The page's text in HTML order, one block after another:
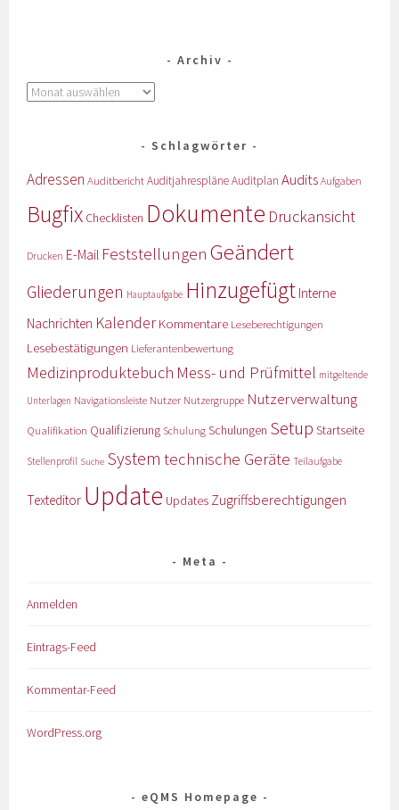
Archiv
Schlagwörter
Adressen AuditberichtAuditjahrespläneAuditplan Audits Aufgaben
Bugfix Checklisten Dokumente Druckansicht
Drucken E-Mail Feststellungen Geändert
Gliederungen Hauptaufgabe Hinzugefügt Interne
Nachrichten KalenderKommentare Leseberechtigungen
Lesebestätigungen Lieferantenbewertung
Medizinproduktebuch Mess- und Prüfmittel mitgeltende
Unterlagen Navigationsleiste Nutzer Nutzergruppe Nutzerverwaltung
Qualifikation Qualifizierung Schulung Schulungen Setup Startseite
Stellenprofil Suche System technische Geräte Teilaufgabe
Texteditor Update Updates Zugriffsberechtigungen
Meta
Anmelden
Eintrags-Feed
Kommentar-Feed
WordPress.org
eQMS Homepage